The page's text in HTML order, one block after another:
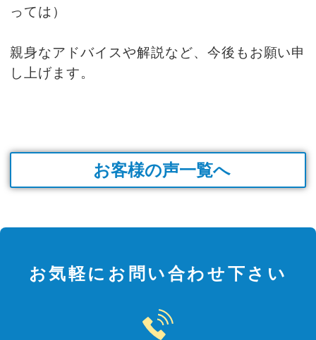
っては）
親身なアドバイスや解説など、今後もお願い申
し上げます。
お客様の声一覧へ
お気軽にお問い合わせ下さい